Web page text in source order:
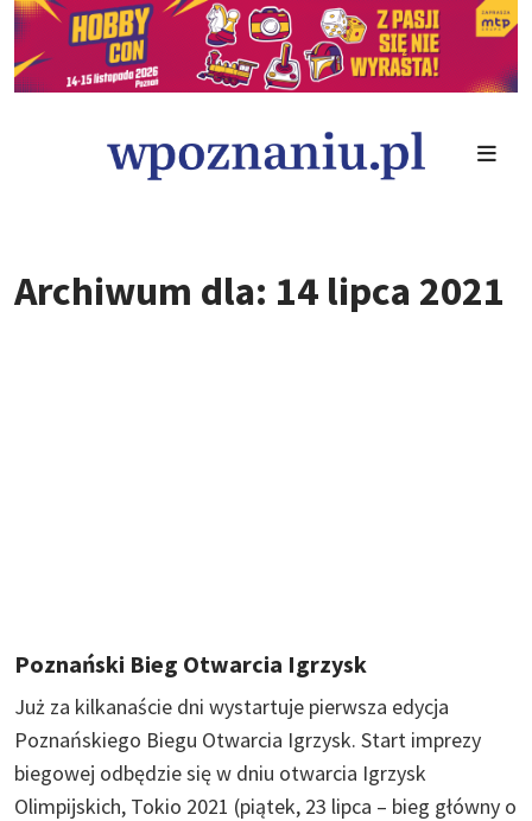
Archiwum dla: 14 lipca 2021
Poznański Bieg Otwarcia Igrzysk
Już za kilkanaście dni wystartuje pierwsza edycja
Poznańskiego Biegu Otwarcia Igrzysk. Start imprezy
biegowej odbędzie się w dniu otwarcia Igrzysk
Olimpijskich, Tokio 2021 (piątek, 23 lipca – bieg główny o